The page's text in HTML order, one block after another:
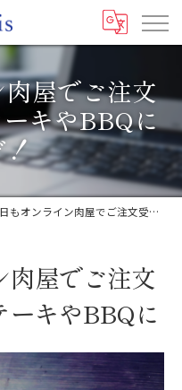
屋でご注文
キやBBQに
！
オンライン肉屋でご注文受付中です！ステーキやBBQにどうぞ！
肉屋でご注文
キやBBQに